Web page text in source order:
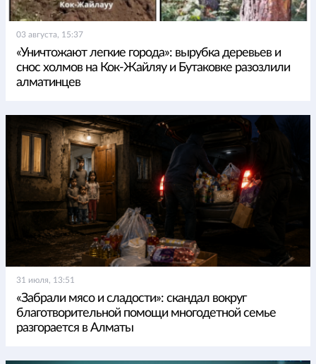
03 августа, 15:37
«Уничтожают легкие города»: вырубка деревьев и
снос холмов на Кок-Жайляу и Бутаковке разозлили
алматинцев
31 июля, 13:51
«Забрали мясо и сладости»: скандал вокруг
благотворительной помощи многодетной семье
разгорается в Алматы